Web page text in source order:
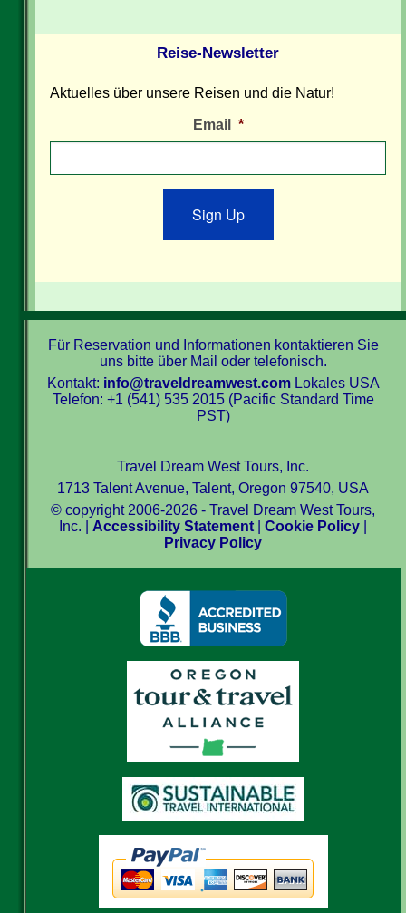
Reise-Newsletter
Aktuelles über unsere Reisen und die Natur!
Email *
Sign Up
Für Reservation und Informationen kontaktieren Sie
uns bitte über Mail oder telefonisch.
Kontakt: info@traveldreamwest.comLokales USA
Telefon: +1 (541) 535 2015 (Pacific Standard Time
PST)
Travel Dream West Tours, Inc.
1713 Talent Avenue, Talent, Oregon 97540, USA
© copyright 2006-2026 - Travel Dream West Tours,
Inc. | Accessibility Statement |Cookie Policy
Privacy Policy